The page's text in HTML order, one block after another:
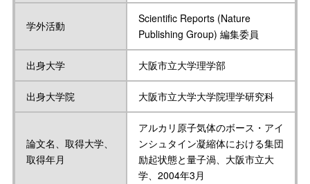
学外活動
Scientific Reports (Nature
Publishing Group) 編集委員
出身大学 大阪市立大学理学部
出身大学院 大阪市立大学大学院理学研究科
論文名、取得大学、
取得年月
アルカリ原子気体のボース・アイ
ンシュタイン凝縮体における集団
励起状態と量子渦、大阪市立大
学、2004年3月